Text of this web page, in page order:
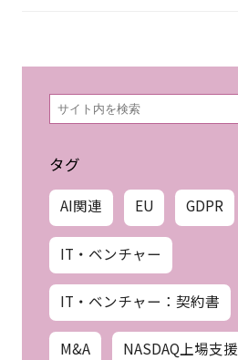
検
索
タグ
AI関連 EU GDPR
IT・ベンチャー
IT・ベンチャー：契約書
M&A NASDAQ上場支援